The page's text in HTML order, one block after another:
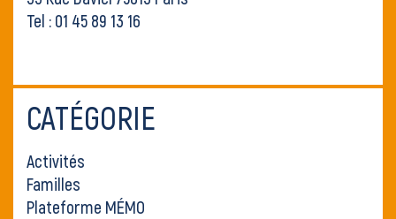
Tel : 01 45 89 13 16
CATÉGORIE
Activités
Familles
Plateforme MÉMO